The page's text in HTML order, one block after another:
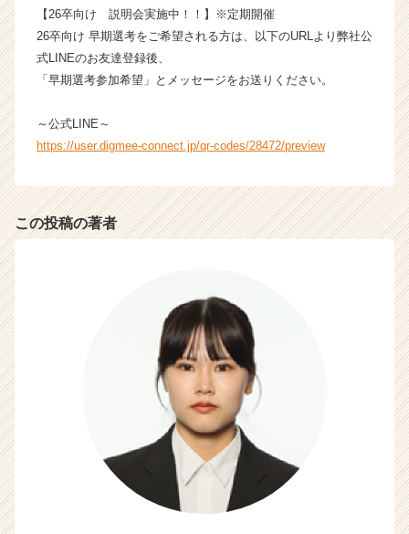
【26卒向け 説明会実施中！！】※定期開催
26卒向け 早期選考をご希望される方は、以下のURLより弊社公
式LINEのお友達登録後、
「早期選考参加希望」とメッセージをお送りください。
～公式LINE～
https://user.digmee-connect.jp/qr-codes/28472/preview
この投稿の著者